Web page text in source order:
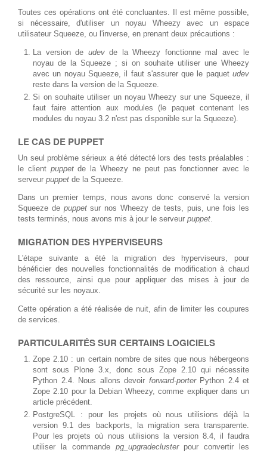
Toutes ces opérations ont été concluantes. Il est même possible,
si nécessaire, d'utiliser un noyau Wheezy avec un espace
utilisateur Squeeze, ou l'inverse, en prenant deux précautions :
La version de udevde la Wheezy fonctionne mal avec le
noyau de la Squeeze ; si on souhaite utiliser une Wheezy
avec un noyau Squeeze, il faut s'assurer que le paquet udev
reste dans la version de la Squeeze.
Si on souhaite utiliser un noyau Wheezy sur une Squeeze, il
faut faire attention aux modules (le paquet contenant les
modules du noyau 3.2 n'est pas disponible sur la Squeeze).
LE CAS DE PUPPET
Un seul problème sérieux a été détecté lors des tests préalables :
le client puppetde la Wheezy ne peut pas fonctionner avec le
serveur puppet de la Squeeze.
Dans un premier temps, nous avons donc conservé la version
Squeeze de puppetsur nos Wheezy de tests, puis, une fois les
tests terminés, nous avons mis à jour le serveur puppet.
MIGRATION DES HYPERVISEURS
L'étape suivante a été la migration des hyperviseurs, pour
bénéficier des nouvelles fonctionnalités de modification à chaud
des ressource, ainsi que pour appliquer des mises à jour de
sécurité sur les noyaux.
Cette opération a été réalisée de nuit, afin de limiter les coupures
de services.
PARTICULARITÉS SUR CERTAINS LOGICIELS
Zope 2.10 : un certain nombre de sites que nous hébergeons
sont sous Plone 3.x, donc sous Zope 2.10 qui nécessite
Python 2.4. Nous allons devoir forward-porterPython 2.4 et
Zope 2.10 pour la Debian Wheezy, comme expliquer dans un
article précédent.
PostgreSQL : pour les projets où nous utilisions déjà la
version 9.1 des backports, la migration sera transparente.
Pour les projets où nous utilisions la version 8.4, il faudra
utiliser la commande pg_upgradeclusterpour convertir les